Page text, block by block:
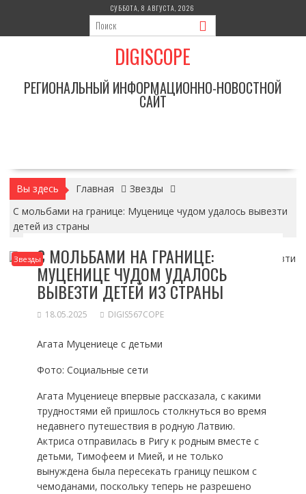
содержимому
СУББОТА, 8 АВГУСТА, 2026
DIGISCOPE
РЕГИОНАЛЬНЫЙ ИНФОРМАЦИОННО-НОВОСТНОЙ
САЙТ
Вы здесь Главная
Звезды
С мольбами на границе: Муценице чудом удалось вывезти
детей из страны
ЗвездыС МОЛЬБАМИ НА ГРАНИЦЕ:
МУЦЕНИЦЕ ЧУДОМ УДАЛОСЬ
ВЫВЕЗТИ ДЕТЕЙ ИЗ СТРАНЫ
18.05.2025 DIGIS567COPE
Агата Муцениеце с детьми
Фото: Социальные сети
Агата Муцениеце впервые рассказала, с какими
трудностями ей пришлось столкнуться во время
недавнего путешествия в родную Латвию.
Актриса отправилась в Ригу к родным вместе с
детьми, Тимофеем и Мией, и не только
вынуждена была пересекать границу пешком с
чемоданами, поскольку теперь не разрешено